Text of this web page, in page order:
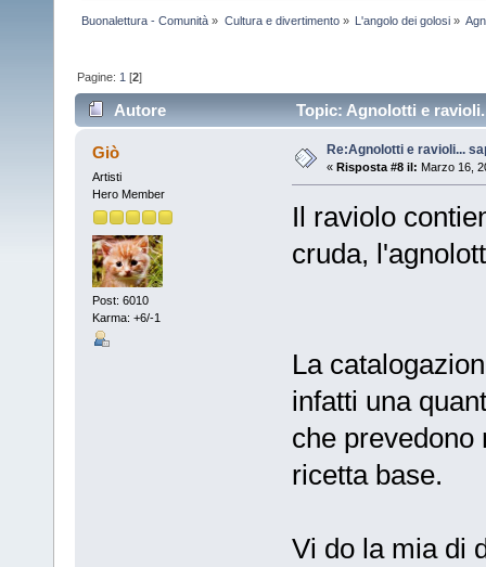
Buonalettura - Comunità » Cultura e divertimento» L'angolo dei golosi»
Pagine: 1 [2]
Autore Topic: Agnolotti e
Giò
Artisti
Hero Member
Post: 6010
Karma: +6/-1
Re:Agnolotti e ravioli...
« Risposta #8 il: Marzo 16,
Il raviolo
cruda,
La
infatti una
che prevedono
ricetta base.
Vi do la mia di